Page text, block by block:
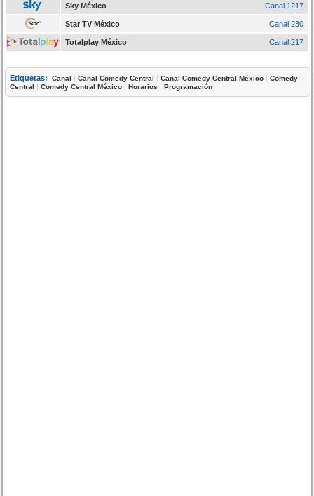
Sky México Canal 1217
Star TV México Canal 230
Totalplay México Canal 217
Etiquetas: Canal |Canal Comedy Central |Canal Comedy Central México |Comedy
Central |Comedy Central México |Horarios |Programación